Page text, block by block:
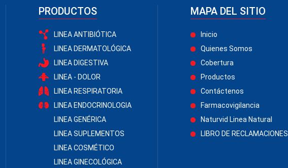
PRODUCTOS
LINEA ANTIBIÓTICA
LINEA DERMATOLÓGICA
LINEA DIGESTIVA
LINEA - DOLOR
LINEA RESPIRATORIA
LINEA ENDOCRINOLOGIA
LINEA GENÉRICA
LINEA SUPLEMENTOS
LINEA COSMÉTICO
LINEA GINECOLÓGICA
MAPA DEL SITIO
Inicio
Quienes Somos
Cobertura
Productos
Contáctenos
Farmacovigilancia
Naturvid Linea Natural
LIBRO DE RECLAMACIONES